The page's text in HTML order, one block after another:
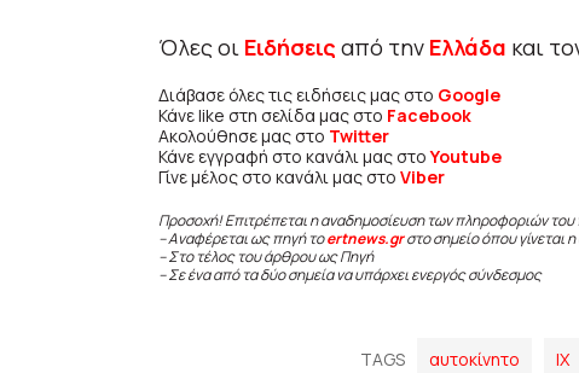
Όλες οι Ειδήσεις από την Ελλάδα και
Διάβασε όλες τις ειδήσεις μας στο Google
Κάνε like στη σελίδα μας στο Facebook
Ακολούθησε μας στο Twitter
Κάνε εγγραφή στο κανάλι μας στοYoutube
Γίνε μέλος στο κανάλι μας στο Viber
Προσοχή! Επιτρέπεται η αναδημοσίευση των πληροφοριών
– Αναφέρεται ως πηγή τοertnews.gr στο σημείο όπου γίνεται
– Στο τέλος του άρθρου ως Πηγή
– Σε ένα από τα δύο σημεία να υπάρχει ενεργός σύνδεσμος
TAGS αυτοκίνητο ΙΧ